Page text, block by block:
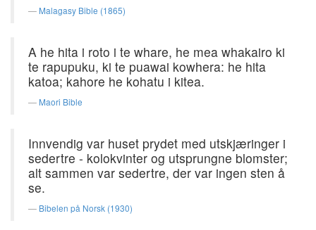
Malagasy Bible (1865)
A he hita i roto i te whare, he mea whakairo ki
te rapupuku, ki te puawai kowhera: he hita
katoa; kahore he kohatu i kitea.
Maori Bible
Innvendig var huset prydet med utskjæringer i
sedertre - kolokvinter og utsprungne blomster;
alt sammen var sedertre, der var ingen sten å
se.
Bibelen på Norsk (1930)